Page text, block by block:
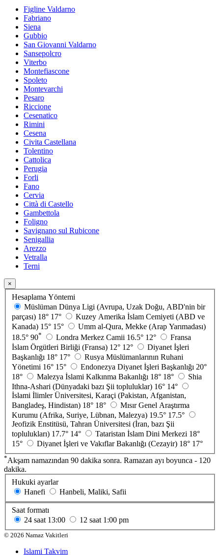
Figline Valdarno
Fabriano
Siena
Gubbio
San Giovanni Valdarno
Sansepolcro
Viterbo
Montefiascone
Spoleto
Montevarchi
Pesaro
Riccione
Cesenatico
Rimini
Cesena
Civita Castellana
Tolentino
Cattolica
Perugia
Forli
Fano
Cervia
Città di Castello
Gambettola
Foligno
Savignano sul Rubicone
Senigallia
Arezzo
Vetralla
Terni
×
Hesaplama Yöntemi
Müslüman Dünya Ligi (Avrupa, Uzak Doğu, ABD'nin bir
parçası) 18° 17°
Kuzey Amerika İslam Cemiyeti (ABD ve
Kanada) 15° 15°
Umm al-Qura, Mekke (Arap Yarımadası)
18.5° 90* Londra Merkez Camii 16.5° 12°
Fransa
İslam Örgütleri Birliği (Fransa) 12° 12°
Diyanet İşleri
Başkanlığı 18° 17°
Rusya Müslümanlarının Ruhani
Yönetimi 16° 15° Endonezya Diyanet İşleri Başkanlığı 20°
18°
Malezya İslami Kalkınma Bakanlığı 18° 18°
Shia
Ithna-Ashari (Dünyadaki bazı Şii topluluklar) 16° 14°
İslami İlimler Üniversitesi, Karaçi (Pakistan, Afganistan,
Bangladeş, Hindistan) 18° 18°
Mısır Genel Araştırma
Kurumu (Afrika, Suriye, Lübnan, Malezya) 19.5° 17.5°
Jeofizik Enstitüsü, Tahran Üniversitesi (İran, bazı Şii
toplulukları) 17.7° 14° Tataristan İslam Dini Merkezi 18°
15°
Diyanet İşleri ve Vakıflar Bakanlığı (Cezayir) 18° 17°
*Akşam namazından 90 dakika sonra. Ramazan ayı boyunca - 120
dakika.
Hukuki ayarlar
Hanefi
Hanbeli, Maliki, Safii
Saat formatı
24 saat 13:00 12 saat 1:00 pm
© 2026 Namaz Vakitleri
Islami Takvim